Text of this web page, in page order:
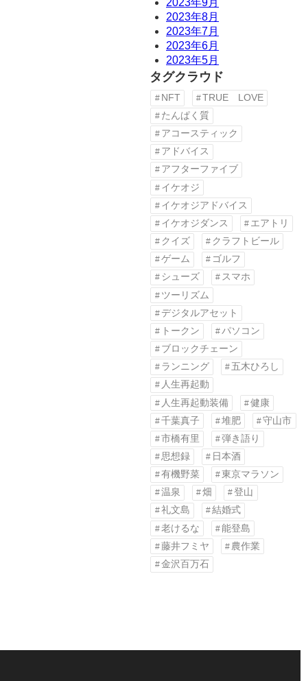
2023年8月
2023年7月
2023年6月
2023年5月
タグクラウド
NFT
TRUE LOVE
たんぱく質
アコースティック
アドバイス
アフターファイブ
イケオジ
イケオジアドバイス
イケオジダンス
エアトリ
クイズ
クラフトビール
ゲーム
ゴルフ
シューズ
スマホ
ツーリズム
デジタルアセット
トークン
パソコン
ブロックチェーン
ランニング
五木ひろし
人生再起動
人生再起動装備
健康
千葉真子
堆肥
守山市
市橋有里
弾き語り
思想録
日本酒
有機野菜
東京マラソン
温泉
畑
登山
礼文島
結婚式
老けるな
能登島
藤井フミヤ
農作業
金沢百万石